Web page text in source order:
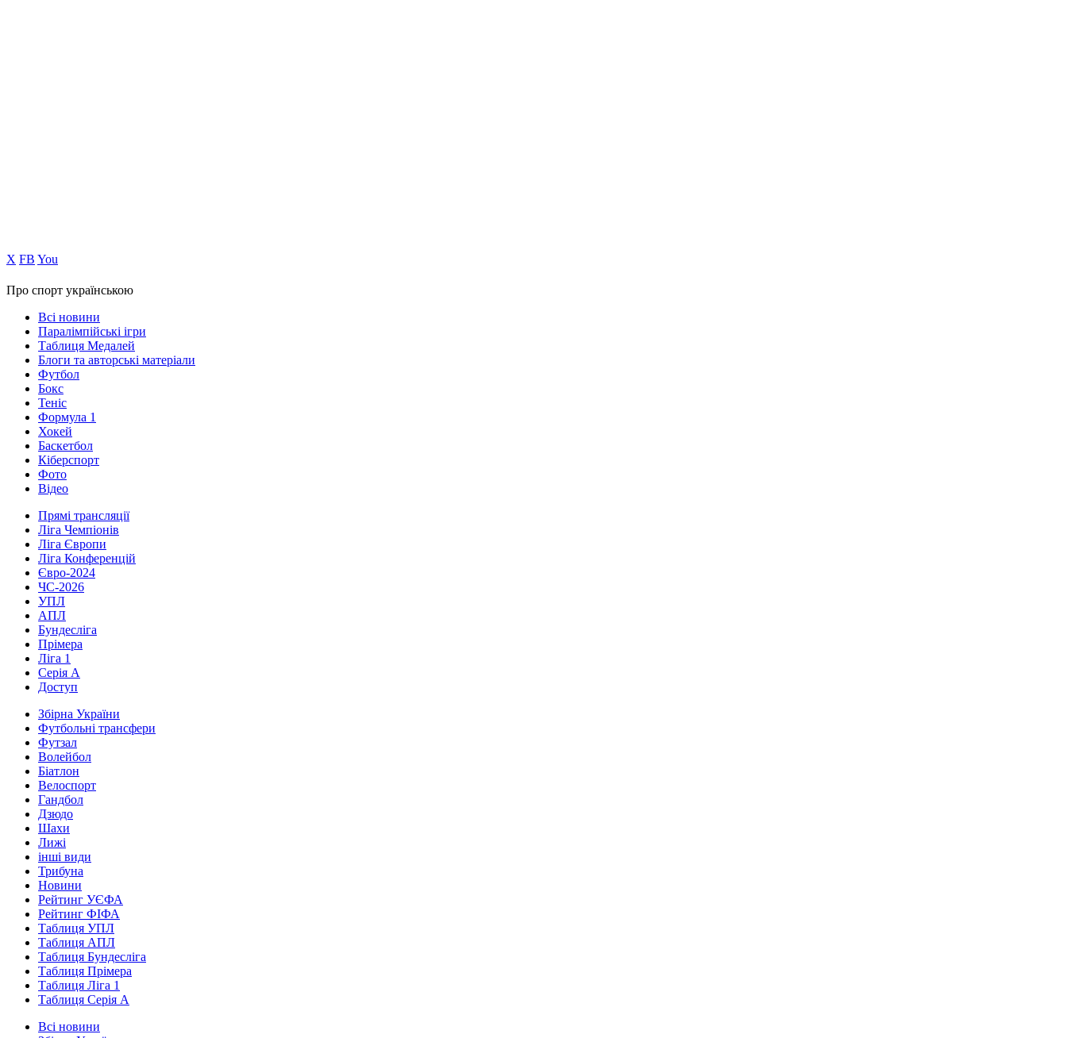
Х FB You
Про спорт українською
Всі новини
Паралімпійські ігри
Таблиця Медалей
Блоги та авторські матеріали
Футбол
Бокс
Теніс
Формула 1
Хокей
Баскетбол
Кіберспорт
Фото
Відео
Прямі трансляції
Ліга Чемпіонів
Ліга Європи
Ліга Конференцій
Євро-2024
ЧС-2026
УПЛ
АПЛ
Бундесліга
Прімера
Ліга 1
Серія А
Доступ
Збірна України
Футбольні трансфери
Футзал
Волейбол
Біатлон
Велоспорт
Гандбол
Дзюдо
Шахи
Лижі
інші види
Трибуна
Новини
Рейтинг УЄФА
Рейтинг ФІФА
Таблиця УПЛ
Таблиця АПЛ
Таблиця Бундесліга
Таблиця Прімера
Таблиця Ліга 1
Таблиця Серія А
Всі новини